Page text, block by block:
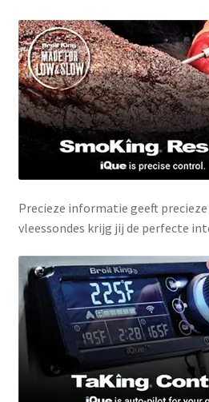
Precieze informatie geeft
vleessondes krijg jij de perfecte